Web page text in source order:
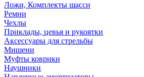
Ложи, Комплекты шасси
Ремни
Чехлы
Приклады, цевья и рукоятки
Аксессуары для стрельбы
Мишени
Муфты коврики
Наушники